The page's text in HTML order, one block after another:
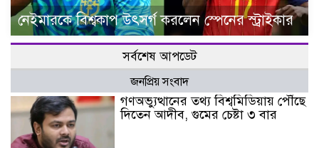
নেইমারকে বিশ্বকাপ উৎসর্গ করলেন স্পেনের স্ট্রাইকার
সর্বশেষ আপডেট
জনপ্রিয় সংবাদ
গণঅভ্যুত্থানের তথ্য বিশ্বমিডিয়ায় পৌঁছে
দিতেন আদীব, গুমের চেষ্টা ৩ বার